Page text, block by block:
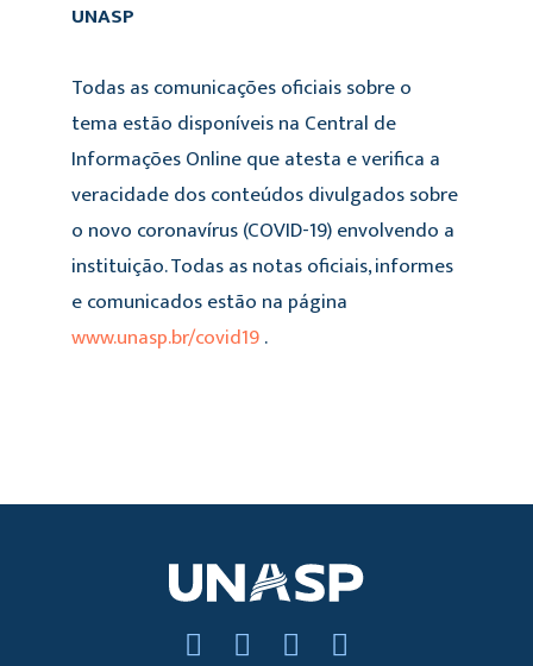
UNASP
Todas as comunicações oficiais sobre o
tema estão disponíveis na Central de
Informações Online que atesta e verifica a
veracidade dos conteúdos divulgados sobre
o novo coronavírus (COVID-19) envolvendo a
instituição. Todas as notas oficiais, informes
e comunicados estão na página
www.unasp.br/covid19.